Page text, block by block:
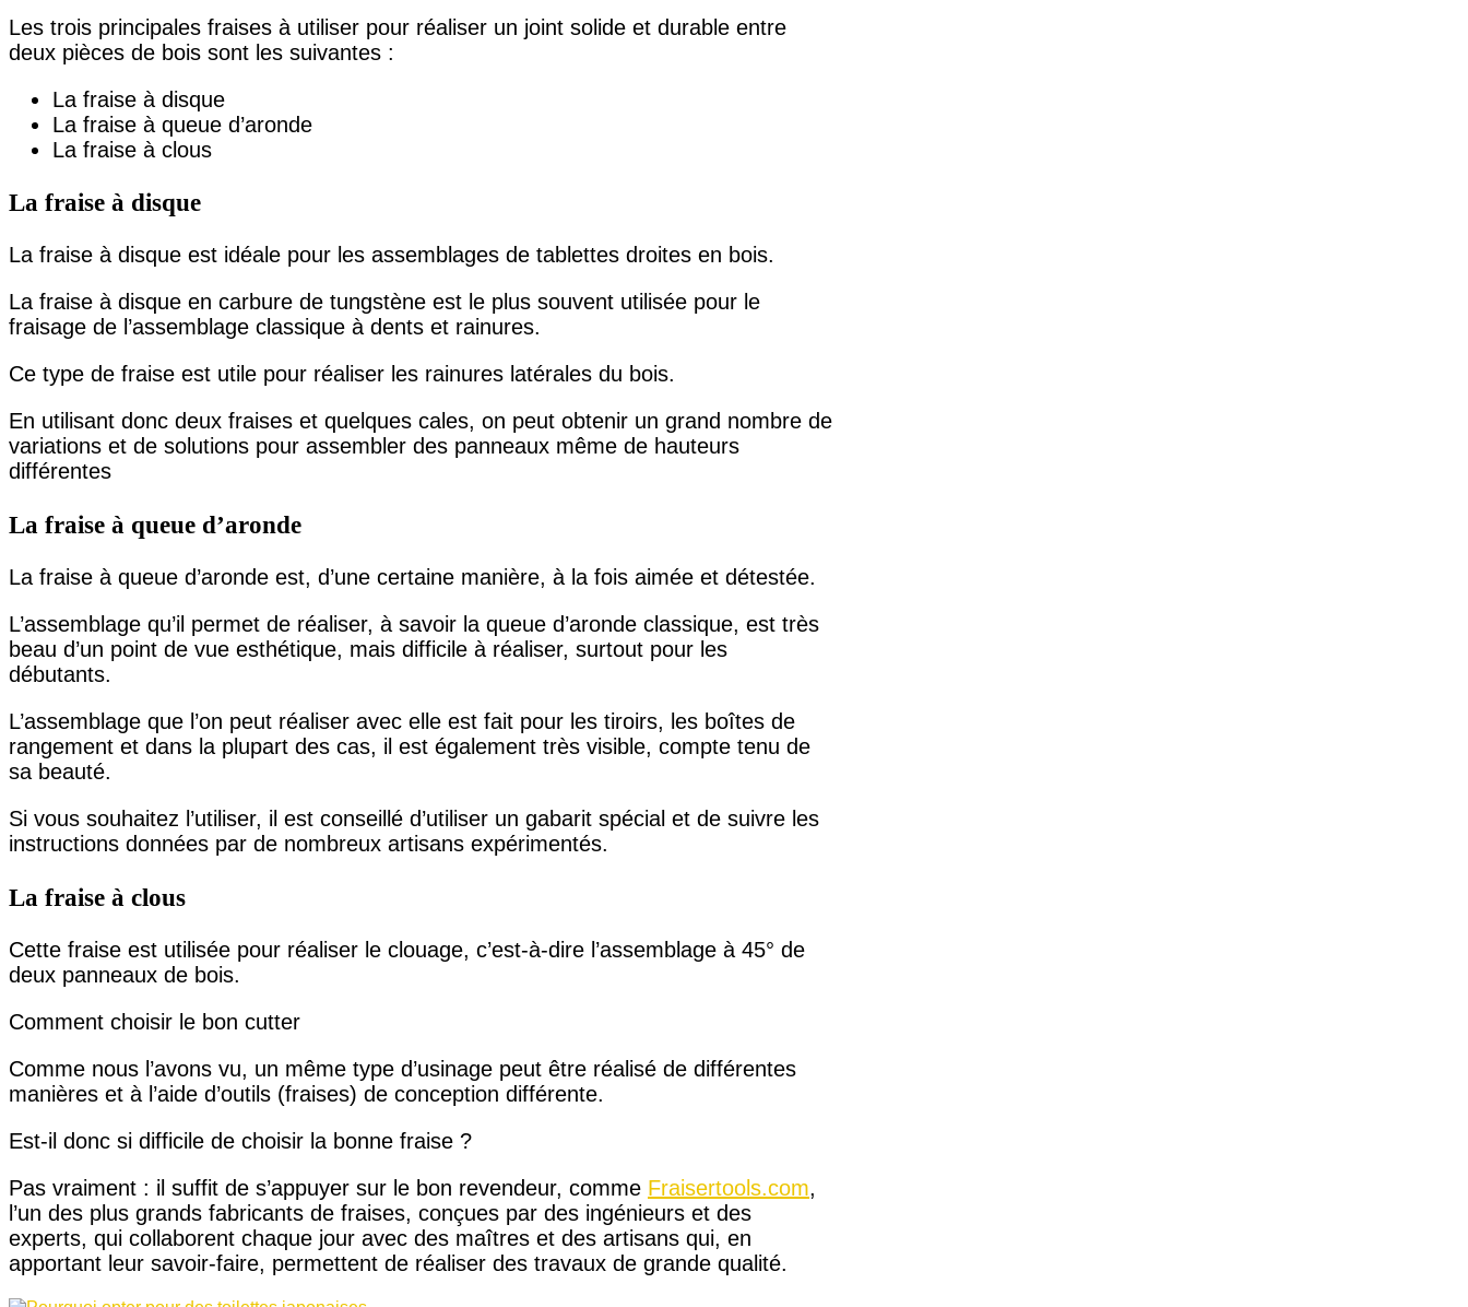
Les trois principales fraises à utiliser pour réaliser un joint solide et durable entre
deux pièces de bois sont les suivantes :
La fraise à disque
La fraise à queue d’aronde
La fraise à clous
La fraise à disque
La fraise à disque est idéale pour les assemblages de tablettes droites en bois.
La fraise à disque en carbure de tungstène est le plus souvent utilisée pour le
fraisage de l’assemblage classique à dents et rainures.
Ce type de fraise est utile pour réaliser les rainures latérales du bois.
En utilisant donc deux fraises et quelques cales, on peut obtenir un grand nombre de
variations et de solutions pour assembler des panneaux même de hauteurs
différentes
La fraise à queue d’aronde
La fraise à queue d’aronde est, d’une certaine manière, à la fois aimée et détestée.
L’assemblage qu’il permet de réaliser, à savoir la queue d’aronde classique, est très
beau d’un point de vue esthétique, mais difficile à réaliser, surtout pour les
débutants.
L’assemblage que l’on peut réaliser avec elle est fait pour les tiroirs, les boîtes de
rangement et dans la plupart des cas, il est également très visible, compte tenu de
sa beauté.
Si vous souhaitez l’utiliser, il est conseillé d’utiliser un gabarit spécial et de suivre les
instructions données par de nombreux artisans expérimentés.
La fraise à clous
Cette fraise est utilisée pour réaliser le clouage, c’est-à-dire l’assemblage à 45° de
deux panneaux de bois.
Comment choisir le bon cutter
Comme nous l’avons vu, un même type d’usinage peut être réalisé de différentes
manières et à l’aide d’outils (fraises) de conception différente.
Est-il donc si difficile de choisir la bonne fraise ?
Pas vraiment : il suffit de s’appuyer sur le bon revendeur, comme Fraisertools.com,
l’un des plus grands fabricants de fraises, conçues par des ingénieurs et des
experts, qui collaborent chaque jour avec des maîtres et des artisans qui, en
apportant leur savoir-faire, permettent de réaliser des travaux de grande qualité.